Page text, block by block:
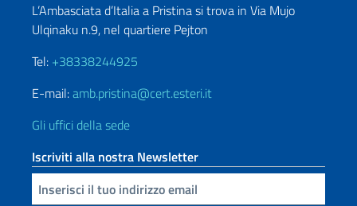
L’Ambasciata d’Italia a Pristina si trova in Via Mujo
Ulqinaku n.9, nel quartiere Pejton
Tel: +38338244925
E-mail:amb.pristina@cert.esteri.it
Gli uffici della sede
Iscriviti alla nostra Newsletter
Inserisci la tua email